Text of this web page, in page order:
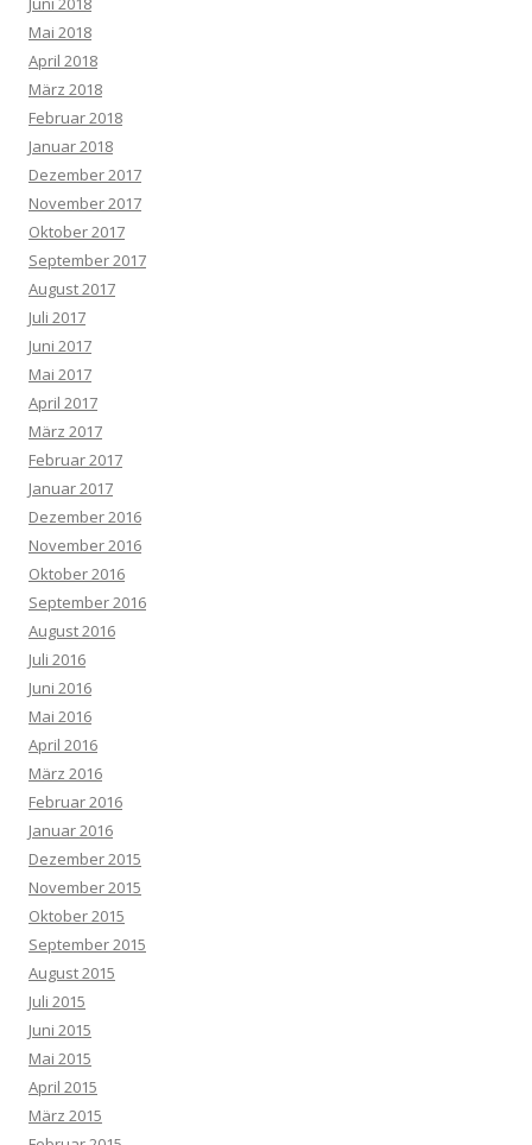
Mai 2018
April 2018
März 2018
Februar 2018
Januar 2018
Dezember 2017
November 2017
Oktober 2017
September 2017
August 2017
Juli 2017
Juni 2017
Mai 2017
April 2017
März 2017
Februar 2017
Januar 2017
Dezember 2016
November 2016
Oktober 2016
September 2016
August 2016
Juli 2016
Juni 2016
Mai 2016
April 2016
März 2016
Februar 2016
Januar 2016
Dezember 2015
November 2015
Oktober 2015
September 2015
August 2015
Juli 2015
Juni 2015
Mai 2015
April 2015
März 2015